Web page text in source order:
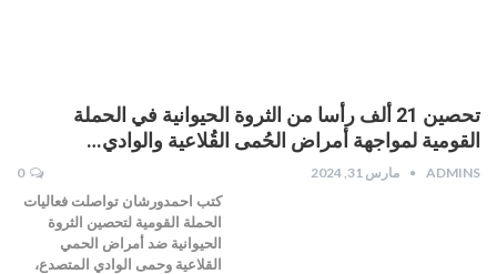
تحصين 21 ألف رأسا من الثروة الحيوانية في الحملة
القومية لمواجهة أمراض الحُمى القُلاعية والوادي…
ADMINS مارس 31, 2024 0
كتب احمدورشان تواصلت فعاليات
الحملة القومية لتحصين الثروة
الحيوانية ضد أمراض الحمي
القلاعية وحمى الوادي المتصدع،